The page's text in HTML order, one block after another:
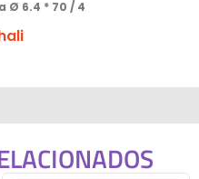
Ø 6.4 * 70 / 4